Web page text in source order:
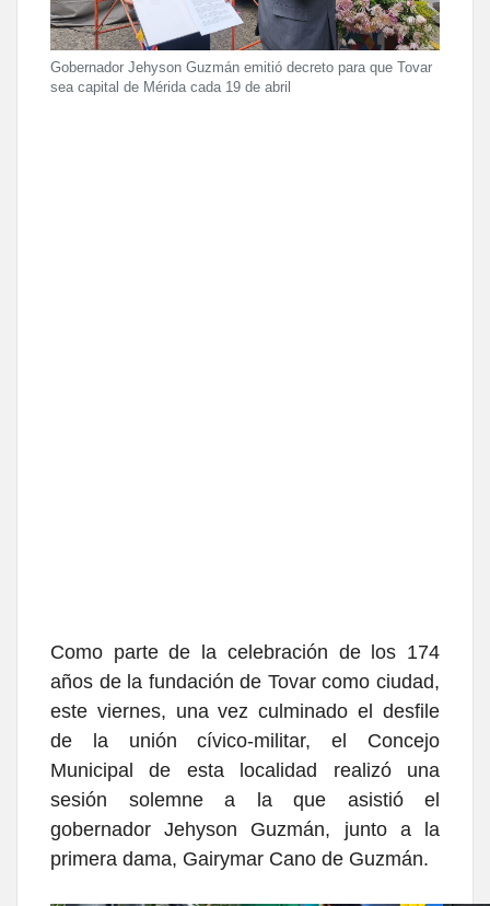
Gobernador Jehyson Guzmán emitió decreto para que Tovar
sea capital de Mérida cada 19 de abril
Como parte de la celebración de los 174
años de la fundación de Tovar como ciudad,
este viernes, una vez culminado el desfile
de la unión cívico-militar, el Concejo
Municipal de esta localidad realizó una
sesión solemne a la que asistió el
gobernador Jehyson Guzmán, junto a la
primera dama, Gairymar Cano de Guzmán.